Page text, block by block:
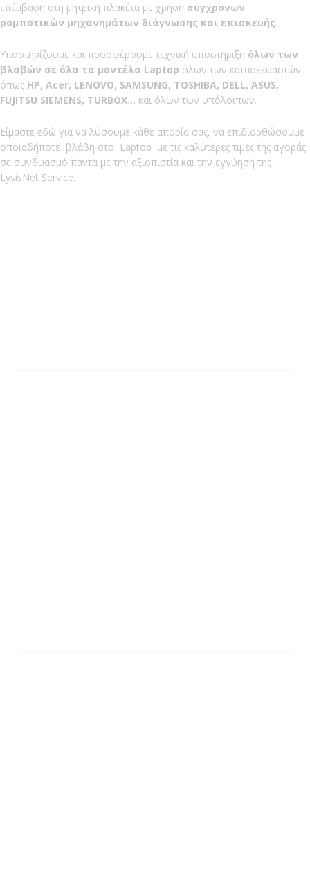
επέμβαση στη μητρική πλακέτα με χρήση σύγχρονων
ρομποτικών μηχανημάτων διάγνωσης και επισκευής.
Υποστηρίζουμε και προσφέρουμε τεχνική υποστήριξη όλων των
βλαβών σε όλα τα μοντέλα Laptop όλων των κατασκευαστών
όπως HP, Acer, LENOVO, SAMSUNG, ΤOSHIBA, DELL, ASUS,
FUJITSU SIEMENS, TURBOX… και όλων των υπόλοιπων.
Είμαστε εδώ για να λύσουμε κάθε απορία σας, να επιδιορθώσουμε
οποιαδήποτε βλάβη στο Laptop με τις καλύτερες τιμές της αγοράς
σε συνδυασμό πάντα με την αξιοπιστία και την εγγύηση της
LysisNet Service.